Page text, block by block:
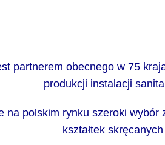
partnerem obecnego w 75
produkcji instalacji
na polskim rynku szeroki
kształtek